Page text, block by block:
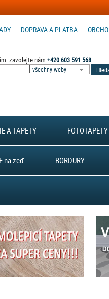
DOPRAVA A PLATBA
zavolejte nám+420 603 591 568
všechny weby
A TAPETY
na zeď BORDURY